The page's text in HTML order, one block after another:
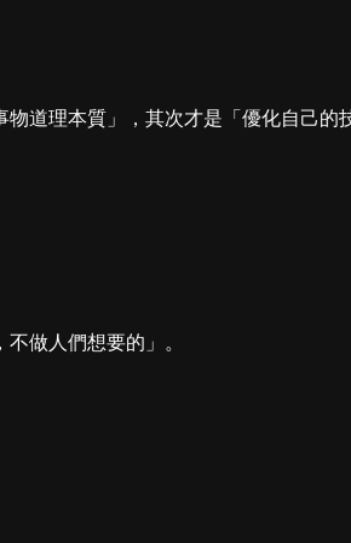
道理本質」，其次才是「優化自己的
做人們想要的」。